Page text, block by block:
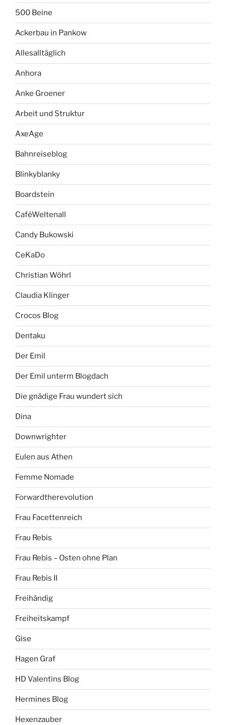
500 Beine
Ackerbau in Pankow
Allesalltäglich
Anhora
Anke Groener
Arbeit und Struktur
AxeAge
Bahnreiseblog
Blinkyblanky
Boardstein
CaféWeltenall
Candy Bukowski
CeKaDo
Christian Wöhrl
Claudia Klinger
Crocos Blog
Dentaku
Der Emil
Der Emil unterm Blogdach
Die gnädige Frau wundert sich
Dina
Downwrighter
Eulen aus Athen
Femme Nomade
Forwardtherevolution
Frau Facettenreich
Frau Rebis
Frau Rebis – Osten ohne Plan
Frau Rebis II
Freihändig
Freiheitskampf
Gise
Hagen Graf
HD Valentins Blog
Hermines Blog
Hexenzauber